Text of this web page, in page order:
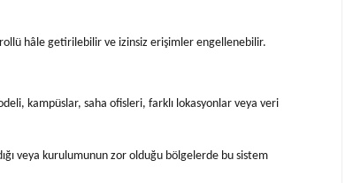
hâle getirilebilir ve izinsiz erişimler engellenebilir.
kampüslar, saha ofisleri, farklı lokasyonlar veya veri
veya kurulumunun zor olduğu bölgelerde bu sistem